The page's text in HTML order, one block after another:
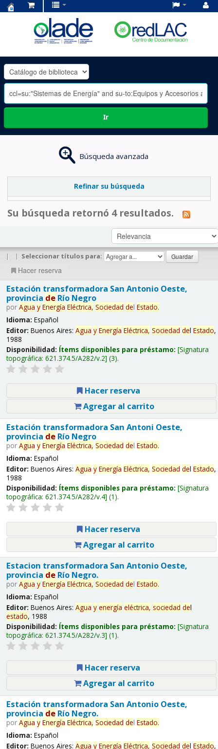
OLADE
-
Ir
Búsqueda avanzada
Refinar su búsqueda
Su búsqueda retornó 4 resultados.
| | Seleccionar títulos para:
Hacer reserva
Estación transformadora San Antonio Oeste,
provincia deRío Negro
por Agua y Energía Eléctrica, Sociedad del Estado.
Idioma: Español
Editor: Buenos Aires: Agua y Energía Eléctrica, Sociedad del Estado,
1988
Disponibilidad: Ítems disponibles para préstamo: Signatura
topográfica: 621.374.5/A282/v.2 (3).
Hacer reserva
Agregar al carrito
Estación transformadora San Antoni Oeste,
provincia deRío Negro
por Agua y Energía Eléctrica, Sociedad del Estado.
Idioma: Español
Editor: Buenos Aires: Agua y Energía Eléctrica, Sociedad del Estado,
1988
Disponibilidad: Ítems disponibles para préstamo: Signatura
topográfica: 621.374.5/A282/v.4 (1).
Hacer reserva
Agregar al carrito
Estacion transformadora San Antonio Oeste,
provincia deRío Negro.
por Agua y Energía Eléctrica, Sociedad del Estado.
Idioma: Español
Editor: Buenos Aires: Agua y energía eléctrica, sociedad del
estado, 1988
Disponibilidad: Ítems disponibles para préstamo: Signatura
topográfica: 621.374.5/A282/v.3 (1).
Hacer reserva
Agregar al carrito
Estación transformadora San Antonio Oeste,
provincia deRío Negro.
por Agua y Energía Eléctrica, Sociedad del Estado.
Idioma: Español
Editor: Buenos Aires: Agua y Energía Eléctrica, Sociedad del Estado,